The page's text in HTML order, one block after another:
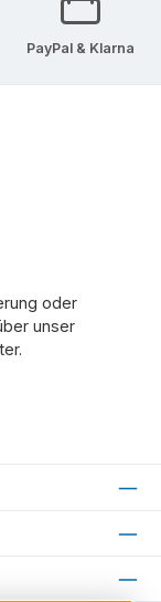
PayPal & Klarna
oder
unser